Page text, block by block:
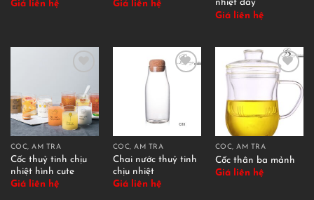
Giá liên hệ
Giá liên hệ
nhiệt dày
Giá liên hệ
CỐC, ẤM TRÀ
Cốc thuỷ tinh chịu
nhiệt hình cute
Giá liên hệ
CỐC, ẤM TRÀ
Chai nước thuỷ tinh
chịu nhiệt
Giá liên hệ
CỐC, ẤM TRÀ
Cốc thân ba mảnh
Giá liên hệ